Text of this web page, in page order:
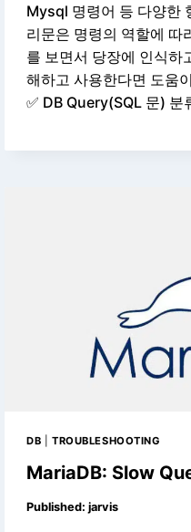
Mysql 명령어 등 다양한
리문은 명령의 역할에 따
를 보면서 당장에 인식하
해하고 사용한다면 도움
✅ DB Query(SQL 문) 분
DB |TROUBLESHOOTING
MariaDB: Slow
Published: jarvis